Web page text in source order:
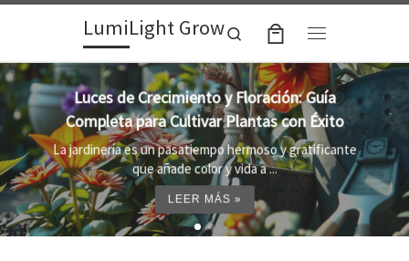
Skip to contentLumiLight Grow
Search
Lámparas para indoor: la clave para un
crecimiento óptimo de tus plantas
Al cultivar plantas en el interior, es importante
proporcionar el entorno adecuado ...
LEER MÁS »